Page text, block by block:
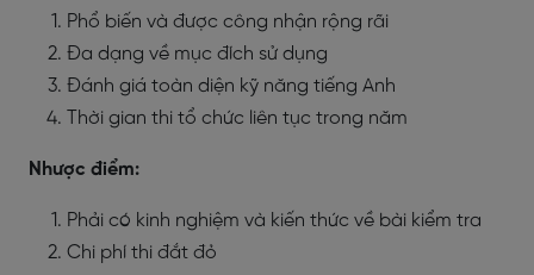
Phổ biến và được công nhận rộng rãi
Đa dạng về mục đích sử dụng
Đánh giá toàn diện kỹ năng tiếng Anh
Thời gian thi tổ chức liên tục trong năm
Nhược điểm:
Phải có kinh nghiệm và kiến thức về bài kiểm tra
Chi phí thi đắt đỏ